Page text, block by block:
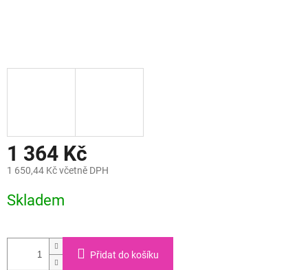
1 364 Kč
1 650,44 Kč včetně DPH
cena:
Skladem
Přidat do košíku